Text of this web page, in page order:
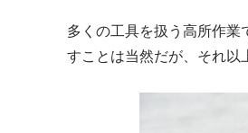
多くの工具を扱う高所作業
すことは当然だが、それ以